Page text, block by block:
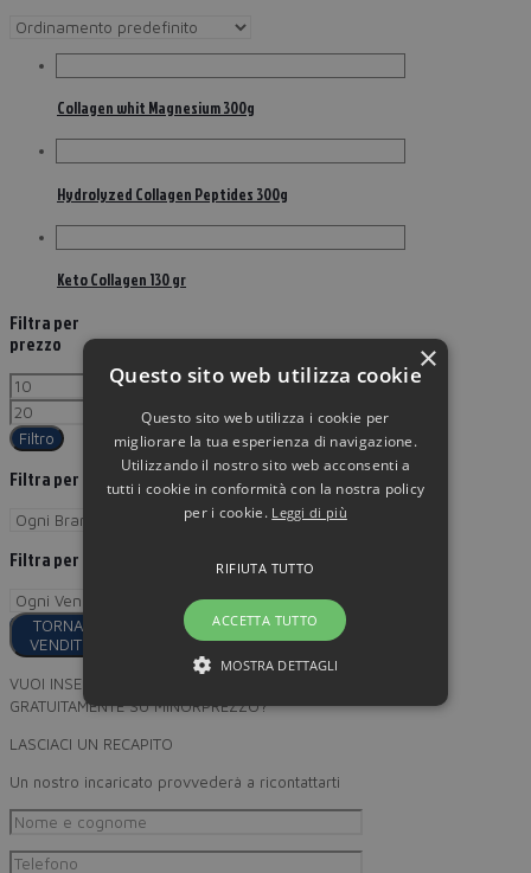
Collagen whit Magnesium 300g
Hydrolyzed Collagen Peptides 300g
Keto Collagen 130 gr
Filtra per
prezzo
Filtro
Filtra per Brand
Filtra per
TORNA AI
VENDITORI
VUOI INSERIRE I TUOI PRODOTTI
GRATUITAMENTE SU MINORPREZZO?
LASCIACI UN RECAPITO
Un nostro incaricato provvederà a ricontattarti
×
Questo sito web utilizza cookie
Questo sito web utilizza i cookie per
migliorare la tua esperienza di navigazione.
Utilizzando il nostro sito web acconsenti a
tutti i cookie in conformità con la nostra policy
per i cookie. Leggi di più
ACCETTA TUTTO
RIFIUTA TUTTO
MOSTRA DETTAGLI